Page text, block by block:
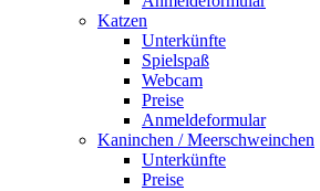
Katzen
Unterkünfte
Spielspaß
Webcam
Preise
Anmeldeformular
Kaninchen / Meerschweinchen
Unterkünfte
Preise